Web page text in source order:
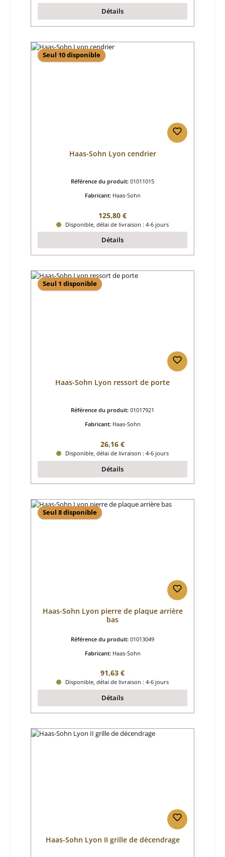
Détails
Seul 10 disponible
Haas-Sohn Lyon cendrier
Référence du produit: 01011015
Fabricant: Haas-Sohn
Prix régulier :
125,80 €
Disponible, délai de livraison : 4-6 jours
Détails
Seul 1 disponible
Haas-Sohn Lyon ressort de porte
Référence du produit: 01017921
Fabricant: Haas-Sohn
Prix régulier :
26,16 €
Disponible, délai de livraison : 4-6 jours
Détails
Seul 8 disponible
Haas-Sohn Lyon pierre de plaque arrière
bas
Référence du produit: 01013049
Fabricant: Haas-Sohn
Prix régulier :
91,63 €
Disponible, délai de livraison : 4-6 jours
Détails
Haas-Sohn Lyon II grille de décendrage